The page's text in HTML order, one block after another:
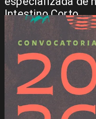
Intestino Corto